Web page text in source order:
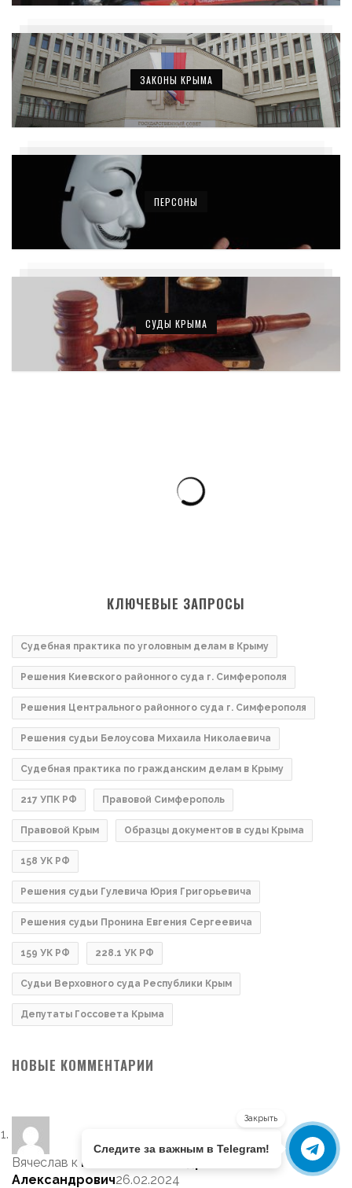
ЗАКОНЫ КРЫМА
ПЕРСОНЫ
СУДЫ КРЫМА
КЛЮЧЕВЫЕ ЗАПРОСЫ
Судебная практика по уголовным делам в Крыму
Решения Киевского районного суда г. Симферополя
Решения Центрального районного суда г. Симферополя
Решения судьи Белоусова Михаила Николаевича
Судебная практика по гражданским делам в Крыму
217 УПК РФ Правовой Симферополь
Правовой Крым Образцы документов в суды Крыма
158 УК РФ
Решения судьи Гулевича Юрия Григорьевича
Решения судьи Пронина Евгения Сергеевича
159 УК РФ 228.1 УК РФ
Судьи Верховного суда Республики Крым
Депутаты Госсовета Крыма
НОВЫЕ КОММЕНТАРИИ
Вячеслав к Котков Александр
Александрович26.02.2024
Закрыть
Следите за важным в Telegram!